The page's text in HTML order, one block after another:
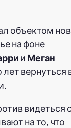
объектом
на фоне
и Меган
вернуться
видеться
на то, что